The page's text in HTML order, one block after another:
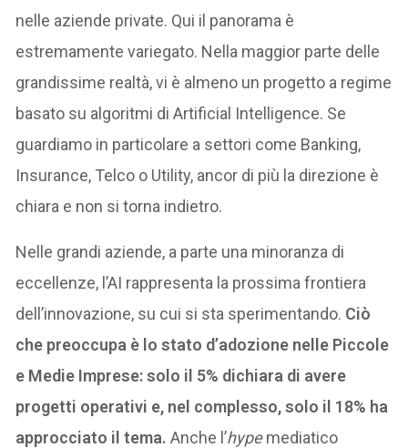
nelle aziende private. Qui il panorama è
estremamente variegato. Nella maggior parte delle
grandissime realtà, vi è almeno un progetto a regime
basato su algoritmi di Artificial Intelligence. Se
guardiamo in particolare a settori come Banking,
Insurance, Telco o Utility, ancor di più la direzione è
chiara e non si torna indietro.
Nelle grandi aziende, a parte una minoranza di
eccellenze, l’AI rappresenta la prossima frontiera
dell’innovazione, su cui si sta sperimentando. Ciò
che preoccupa è lo stato d’adozione nelle Piccole
e Medie Imprese: solo il 5% dichiara di avere
progetti operativi e, nel complesso, solo il 18% ha
approcciato il tema.Anche l’hypemediatico